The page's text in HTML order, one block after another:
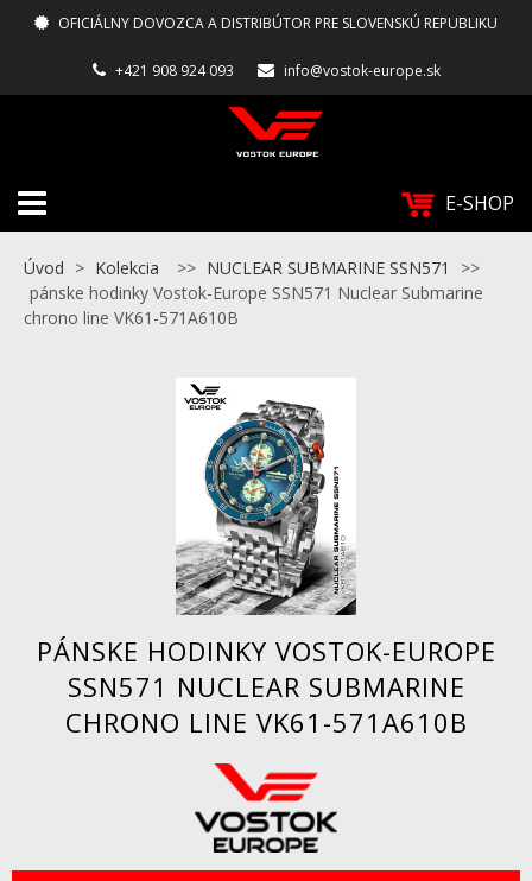
OFICIÁLNY DOVOZCA A DISTRIBÚTOR PRE SLOVENSKÚ REPUBLIKU
+421 908 924 093 info@vostok-europe.sk
E-SHOP
Úvod > Kolekcia >> NUCLEAR SUBMARINE SSN571
>>
pánske hodinky Vostok-Europe SSN571 Nuclear Submarine
chrono line VK61-571A610B
PÁNSKE HODINKY VOSTOK-EUROPE
SSN571 NUCLEAR SUBMARINE
CHRONO LINE VK61-571A610B